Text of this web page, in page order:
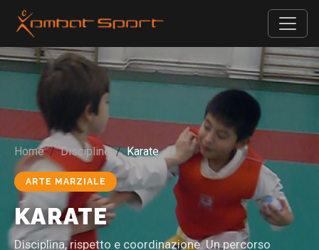
Home Discipline Karate
ARTE MARZIALE
KARATE
Disciplina, rispetto e coordinazione. Un percorso